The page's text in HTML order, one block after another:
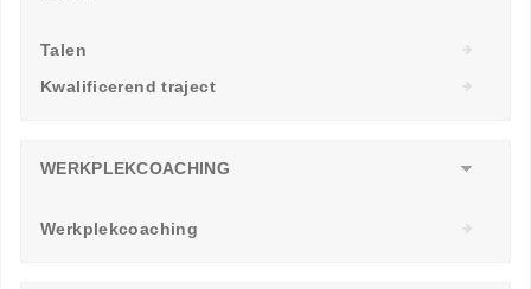
Talen
Kwalificerend traject
WERKPLEKCOACHING
Werkplekcoaching